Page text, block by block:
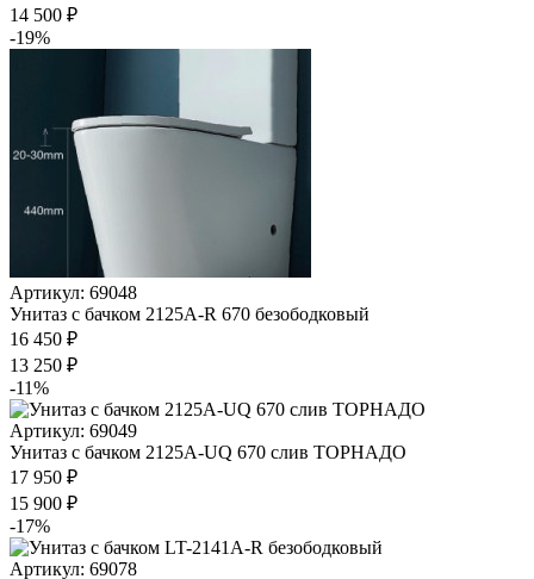
14 500 ₽
-19%
Артикул: 69048
Унитаз с бачком 2125A-R 670 безободковый
16 450 ₽
13 250 ₽
-11%
Артикул: 69049
Унитаз с бачком 2125A-UQ 670 слив ТОРНАДО
17 950 ₽
15 900 ₽
-17%
Артикул: 69078